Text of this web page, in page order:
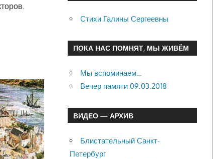
Стихи Галины Сергеевны
ПОКА НАС ПОМНЯТ, МЫ ЖИВЁМ
Мы вспоминаем…
Вечер памяти 09.03.2018
ВИДЕО — АРХИВ
Блистательный Санкт-
Петербург